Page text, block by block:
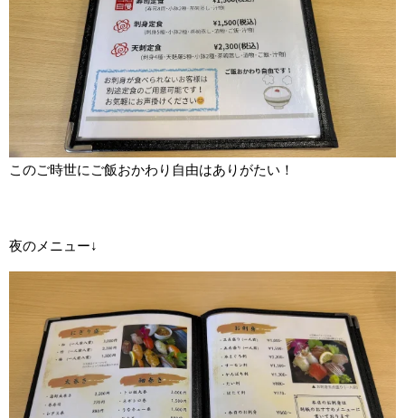
このご時世にご飯おかわり自由はありがたい！
夜のメニュー↓